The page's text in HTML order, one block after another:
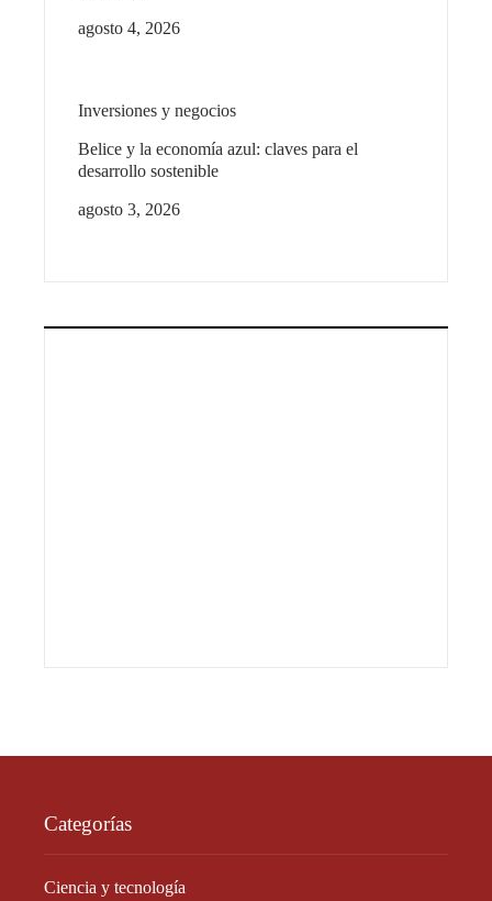
agosto 4, 2026
Inversiones y negocios
Belice y la economía azul: claves para el
desarrollo sostenible
agosto 3, 2026
Categorías
Ciencia y tecnología